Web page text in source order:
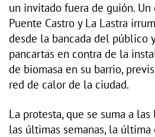
un invitado fuera de guión.
Puente Castro y La Lastra
desde la bancada del público
pancartas en contra de la
de biomasa en su barrio,
red de calor de la ciudad.
La protesta, que se suma a
las últimas semanas, la